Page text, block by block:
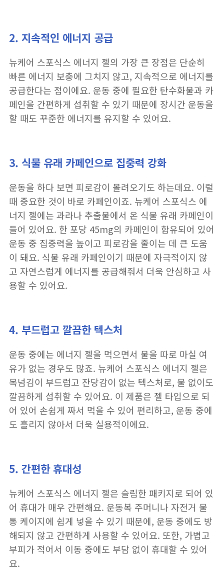
2. 지속적인 에너지 공급
뉴케어 스포식스 에너지 젤의 가장 큰 장점은 단순히
빠른 에너지 보충에 그치지 않고, 지속적으로 에너지를
공급한다는 점이에요. 운동 중에 필요한 탄수화물과 카
페인을 간편하게 섭취할 수 있기 때문에 장시간 운동을
할 때도 꾸준한 에너지를 유지할 수 있어요.
3. 식물 유래 카페인으로 집중력 강화
운동을 하다 보면 피로감이 몰려오기도 하는데요. 이럴
때 중요한 것이 바로 카페인이죠. 뉴케어 스포식스 에
너지 젤에는 과라나 추출물에서 온 식물 유래 카페인이
들어 있어요. 한 포당 45mg의 카페인이 함유되어 있어
운동 중 집중력을 높이고 피로감을 줄이는 데 큰 도움
이 돼요. 식물 유래 카페인이기 때문에 자극적이지 않
고 자연스럽게 에너지를 공급해줘서 더욱 안심하고 사
용할 수 있어요.
4. 부드럽고 깔끔한 텍스처
운동 중에는 에너지 젤을 먹으면서 물을 따로 마실 여
유가 없는 경우도 많죠. 뉴케어 스포식스 에너지 젤은
목넘김이 부드럽고 잔당감이 없는 텍스처로, 물 없이도
깔끔하게 섭취할 수 있어요. 이 제품은 젤 타입으로 되
어 있어 손쉽게 짜서 먹을 수 있어 편리하고, 운동 중에
도 흘리지 않아서 더욱 실용적이에요.
5. 간편한 휴대성
뉴케어 스포식스 에너지 젤은 슬림한 패키지로 되어 있
어 휴대가 매우 간편해요. 운동복 주머니나 자전거 물
통 케이지에 쉽게 넣을 수 있기 때문에, 운동 중에도 방
해되지 않고 간편하게 사용할 수 있어요. 또한, 가볍고
부피가 적어서 이동 중에도 부담 없이 휴대할 수 있어
요.